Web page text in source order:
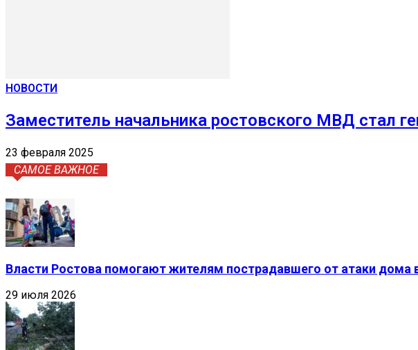
НОВОСТИ
Заместитель начальника ростовского МВД стал
23 февраля 2025
САМОЕ ВАЖНОЕ
Власти Ростова помогают жителям пострадавшего от атаки дома
29 июля 2026